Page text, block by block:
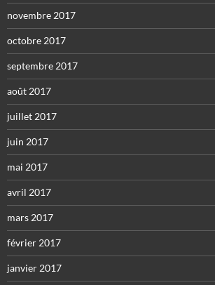
novembre 2017
octobre 2017
septembre 2017
août 2017
juillet 2017
juin 2017
mai 2017
avril 2017
mars 2017
février 2017
janvier 2017